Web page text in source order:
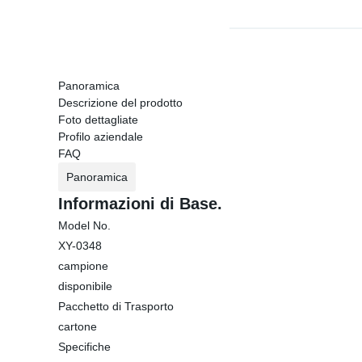
Panoramica
Descrizione del prodotto
Foto dettagliate
Profilo aziendale
FAQ
Panoramica
Informazioni di Base.
Model No.
XY-0348
campione
disponibile
Pacchetto di Trasporto
cartone
Specifiche